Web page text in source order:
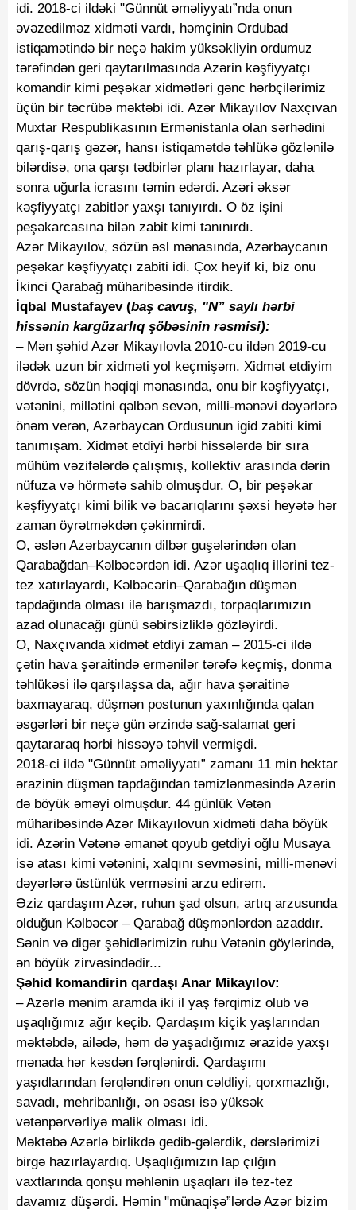
idi. 2018-ci ildəki "Günnüt əməliyyatı”nda onun
əvəzedilməz xidməti vardı, həmçinin Ordubad
istiqamətində bir neçə hakim yüksəkliyin ordumuz
tərəfindən geri qaytarılmasında Azərin kəşfiyyatçı
komandir kimi peşəkar xidmətləri gənc hərbçilərimiz
üçün bir təcrübə məktəbi idi. Azər Mikayılov Naxçıvan
Muxtar Respublikasının Ermənistanla olan sərhədini
qarış-qarış gəzər, hansı istiqamətdə təhlükə gözlənilə
bilərdisə, ona qarşı tədbirlər planı hazırlayar, daha
sonra uğurla icrasını təmin edərdi. Azəri əksər
kəşfiyyatçı zabitlər yaxşı tanıyırdı. O öz işini
peşəkarcasına bilən zabit kimi tanınırdı.
Azər Mikayılov, sözün əsl mənasında, Azərbaycanın
peşəkar kəşfiyyatçı zabiti idi. Çox heyif ki, biz onu
İkinci Qarabağ müharibəsində itirdik.
İqbal Mustafayev (baş cavuş, "N” saylı hərbi
hissənin kargüzarlıq şöbəsinin rəsmisi):
– Mən şəhid Azər Mikayılovla 2010-cu ildən 2019-cu
ilədək uzun bir xidməti yol keçmişəm. Xidmət etdiyim
dövrdə, sözün həqiqi mənasında, onu bir kəşfiyyatçı,
vətənini, millətini qəlbən sevən, milli-mənəvi dəyərlərə
önəm verən, Azərbaycan Ordusunun igid zabiti kimi
tanımışam. Xidmət etdiyi hərbi hissələrdə bir sıra
mühüm vəzifələrdə çalışmış, kollektiv arasında dərin
nüfuza və hörmətə sahib olmuşdur. O, bir peşəkar
kəşfiyyatçı kimi bilik və bacarıqlarını şəxsi heyətə hər
zaman öyrətməkdən çəkinmirdi.
O, əslən Azərbaycanın dilbər guşələrindən olan
Qarabağdan–Kəlbəcərdən idi. Azər uşaqlıq illərini tez-
tez xatırlayardı, Kəlbəcərin–Qarabağın düşmən
tapdağında olması ilə barışmazdı, torpaqlarımızın
azad olunacağı günü səbirsizliklə gözləyirdi.
O, Naxçıvanda xidmət etdiyi zaman – 2015-ci ildə
çətin hava şəraitində ermənilər tərəfə keçmiş, donma
təhlükəsi ilə qarşılaşsa da, ağır hava şəraitinə
baxmayaraq, düşmən postunun yaxınlığında qalan
əsgərləri bir neçə gün ərzində sağ-salamat geri
qaytararaq hərbi hissəyə təhvil vermişdi.
2018-ci ildə "Günnüt əməliyyatı” zamanı 11 min hektar
ərazinin düşmən tapdağından təmizlənməsində Azərin
də böyük əməyi olmuşdur. 44 günlük Vətən
müharibəsində Azər Mikayılovun xidməti daha böyük
idi. Azərin Vətənə əmanət qoyub getdiyi oğlu Musaya
isə atası kimi vətənini, xalqını sevməsini, milli-mənəvi
dəyərlərə üstünlük verməsini arzu edirəm.
Əziz qardaşım Azər, ruhun şad olsun, artıq arzusunda
olduğun Kəlbəcər – Qarabağ düşmənlərdən azaddır.
Sənin və digər şəhidlərimizin ruhu Vətənin göylərində,
ən böyük zirvəsindədir...
Şəhid komandirin qardaşı Anar Mikayılov:
–Azərlə mənim aramda iki il yaş fərqimiz olub və
uşaqlığımız ağır keçib. Qardaşım kiçik yaşlarından
məktəbdə, ailədə, həm də yaşadığımız ərazidə yaxşı
mənada hər kəsdən fərqlənirdi. Qardaşımı
yaşıdlarından fərqləndirən onun cəldliyi, qorxmazlığı,
savadı, mehribanlığı, ən əsası isə yüksək
vətənpərvərliyə malik olması idi.
Məktəbə Azərlə birlikdə gedib-gələrdik, dərslərimizi
birgə hazırlayardıq. Uşaqlığımızın lap çılğın
vaxtlarında qonşu məhlənin uşaqları ilə tez-tez
davamız düşərdi. Həmin "münaqişə”lərdə Azər bizim